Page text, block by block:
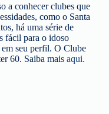
a conhecer clubes que
como o Santa
há uma série de
fácil para o idoso
seu perfil. O Clube
60. Saiba mais aqui.